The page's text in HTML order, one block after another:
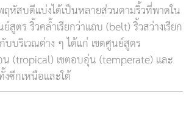
ฤหัสบดีแบ่งได้เป็นหลายส่วนตามริ้วที่พาดใน
ตร ริ้วคล้ำเรียกว่าแถบ (belt) ริ้วสว่างเรียก
บริเวณต่าง ๆ ได้แก่ เขตศูนย์สูตร
(tropical) เขตอบอุ่น (temperate) และ
งซีกเหนือและใต้